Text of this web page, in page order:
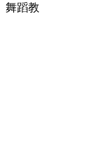
舞蹈教